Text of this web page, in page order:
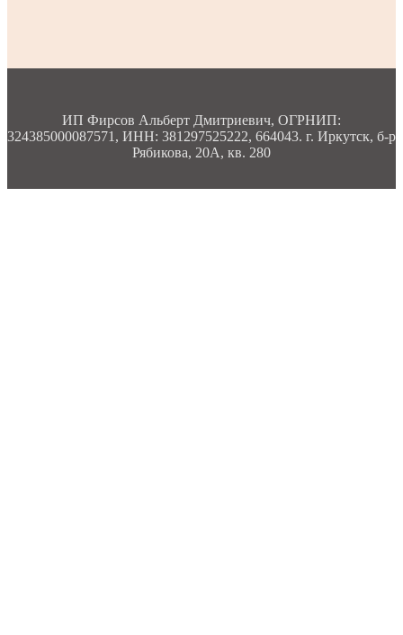
ИП Фирсов Альберт Дмитриевич, ОГРНИП:
324385000087571, ИНН: 381297525222, 664043. г. Иркутск, б-р
Рябикова, 20А, кв. 280